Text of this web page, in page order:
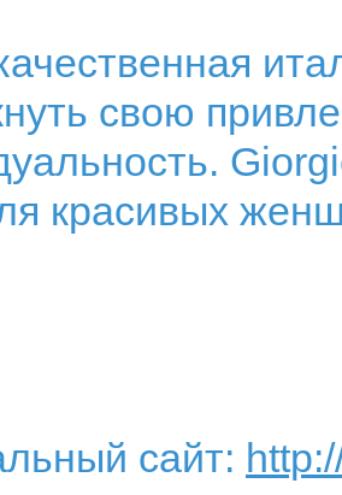
свою
красивых
сайт: